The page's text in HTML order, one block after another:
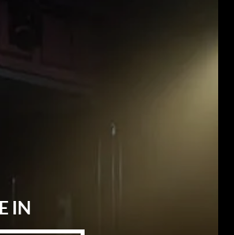
IN